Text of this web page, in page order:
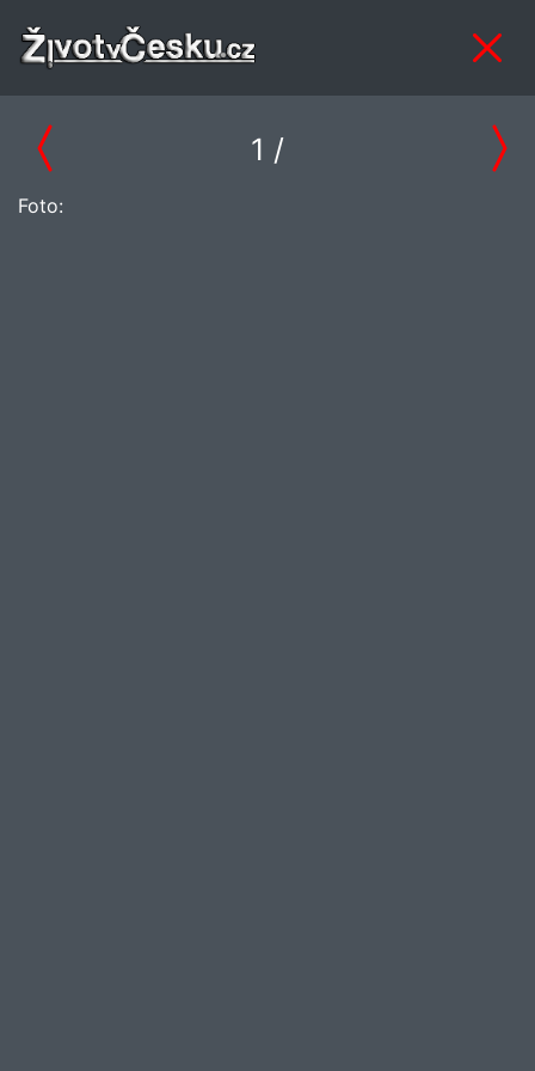
1 /
Foto: